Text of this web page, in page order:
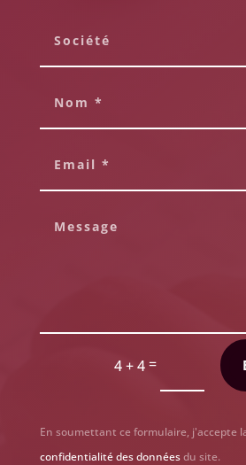
4 + 4=
En soumettant ce formulaire, j'accepte
confidentialité des donnéesdu site.